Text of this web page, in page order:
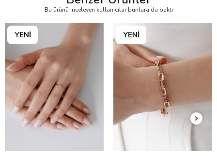
Bu ürünü inceleyen kullanıcılar bunlara da baktı